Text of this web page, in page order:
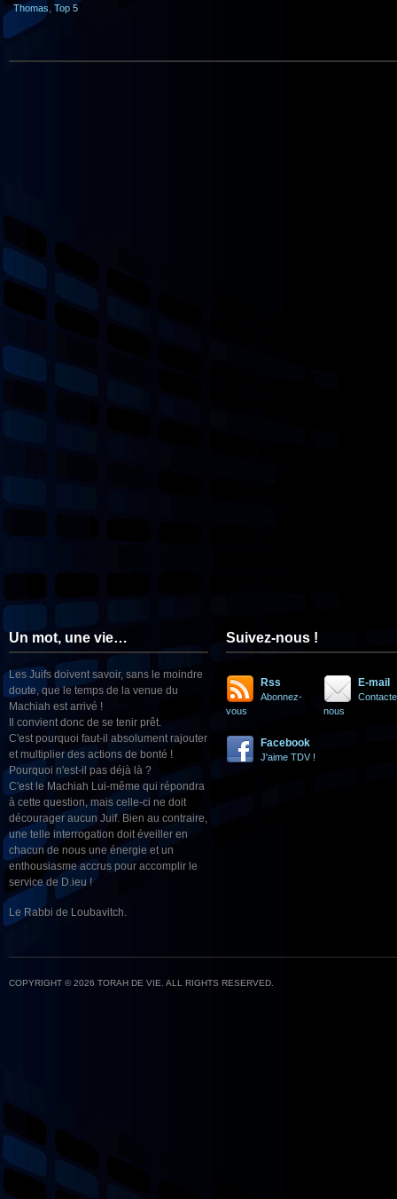
Thomas Top 5
Un mot, une vie…
Les Juifs doivent savoir, sans le moindre
doute, que le temps de la venue du
Machiah est arrivé !
Il convient donc de se tenir prêt.
C'est pourquoi faut-il absolument rajouter
et multiplier des actions de bonté !
Pourquoi n'est-il pas déjà là ?
C'est le Machiah Lui-même qui répondra
à cette question, mais celle-ci ne doit
décourager aucun Juif. Bien au contraire,
une telle interrogation doit éveiller en
chacun de nous une énergie et un
enthousiasme accrus pour accomplir le
service de D.ieu !
Le Rabbi de Loubavitch.
Suivez-nous !
Rss
Abonnez-
vous
E-mail
nous
Facebook
J'aime TDV !
COPYRIGHT © 2026 TORAH DE VIE. ALL RIGHTS RESERVED.